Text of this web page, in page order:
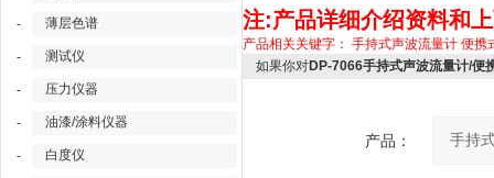
- 薄层色谱
- 测试仪
- 压力仪器
- 油漆/涂料仪器
- 白度仪
注:产品详细介绍资料和
产品相关关键字： 手持式声波流量计 便携
如果你对DP-7066手持式声波流量计/便
产品：